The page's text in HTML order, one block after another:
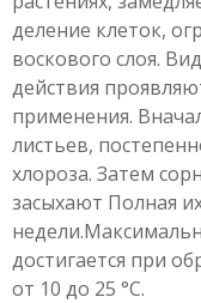
деление клеток,
воскового слоя.
действия
применения.
листьев,
хлороза. Затем
засыхают Полная
достигается при
от 10 до 25 °С.